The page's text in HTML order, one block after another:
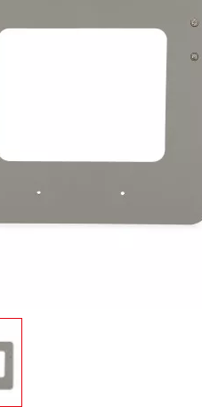
GIOCATTOLI SENSO-
ARIA APERTA